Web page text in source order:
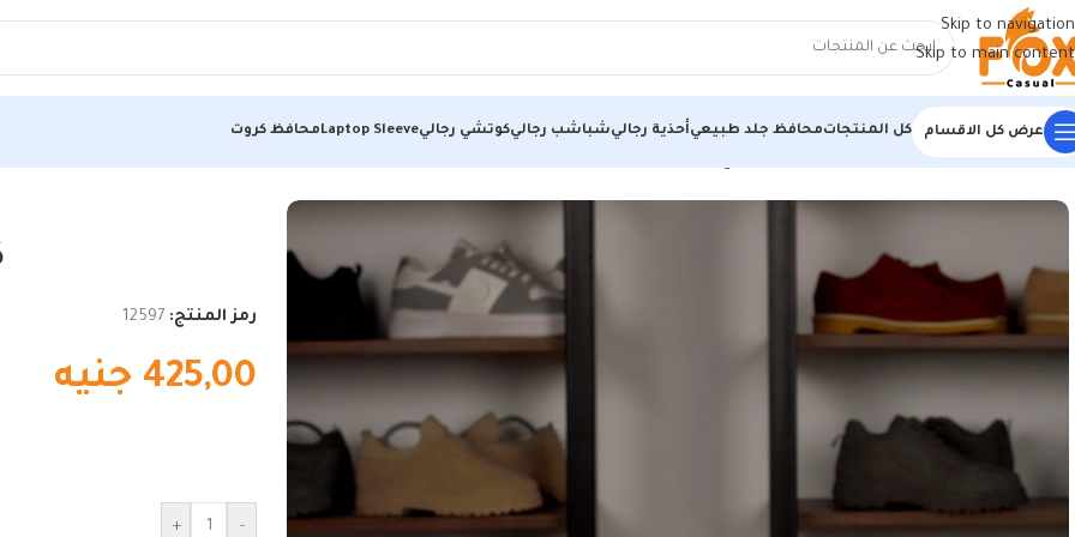
Skip to navigation
Skip to main content
عرض كل الاقسام كل المنتجاتمحافظ جلد طبيعيأحذية رجاليشباشب رجاليكوتشي رجاليLaptop Sleeveمحافظ كروت
الرئيسية/أحذية رجالي
رمز المنتج: 12597
425,00 جنيه
-
+